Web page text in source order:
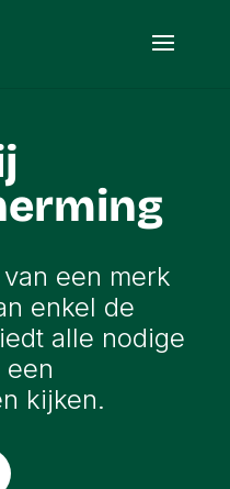
een merk
enkel de
alle nodige
kijken.